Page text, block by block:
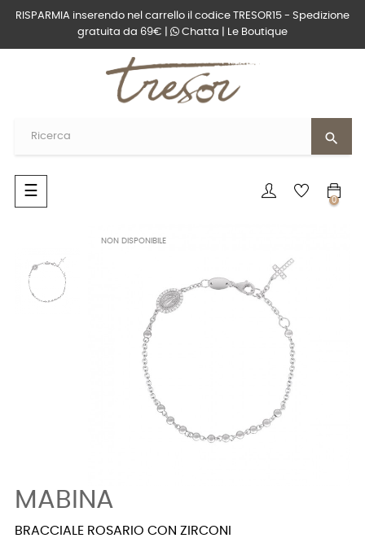
RISPARMIA inserendo nel carrello il codice TRESOR15 - Spedizione
gratuita da 69€ |
Chatta Le Boutique
search
navigazione
Toggle
☰
0
NON DISPONIBILE
MABINA
BRACCIALE ROSARIO CON ZIRCONI